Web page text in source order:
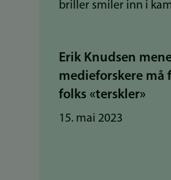
Erik Knudsen
medieforskere må
folks «terskler»
15. mai 2023